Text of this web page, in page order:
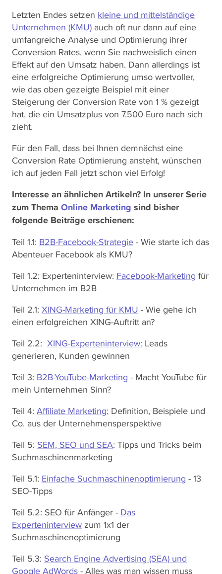
Letzten Endes setzen kleine und mittelständige
Unternehmen (KMU) auch oft nur dann auf eine
umfangreiche Analyse und Optimierung ihrer
Conversion Rates, wenn Sie nachweislich einen
Effekt auf den Umsatz haben. Dann allerdings ist
eine erfolgreiche Optimierung umso wertvoller,
wie das oben gezeigte Beispiel mit einer
Steigerung der Conversion Rate von 1 % gezeigt
hat, die ein Umsatzplus von 7.500 Euro nach sich
zieht.
Für den Fall, dass bei Ihnen demnächst eine
Conversion Rate Optimierung ansteht, wünschen
ich auf jeden Fall jetzt schon viel Erfolg!
Interesse an ähnlichen Artikeln? In unserer Serie
zum Thema Online Marketing sind bisher
folgende Beiträge erschienen:
Teil 1.1: B2B-Facebook-Strategie - Wie starte ich das
Abenteuer Facebook als KMU?
Teil 1.2: Experteninterview: Facebook-Marketing für
Unternehmen im B2B
Teil 2.1: XING-Marketing für KMU - Wie gehe ich
einen erfolgreichen XING-Auftritt an?
Teil 2.2: XING-Experteninterview: Leads
generieren, Kunden gewinnen
Teil 3: B2B-YouTube-Marketing - Macht YouTube für
mein Unternehmen Sinn?
Teil 4: Affiliate Marketing: Definition, Beispiele und
Co. aus der Unternehmensperspektive
Teil 5: SEM, SEO und SEA: Tipps und Tricks beim
Suchmaschinenmarketing
Teil 5.1: Einfache Suchmaschinenoptimierung - 13
SEO-Tipps
Teil 5.2: SEO für Anfänger - Das
Experteninterview zum 1x1 der
Suchmaschinenoptimierung
Teil 5.3: Search Engine Advertising (SEA) und
Google AdWords - Alles was man wissen muss